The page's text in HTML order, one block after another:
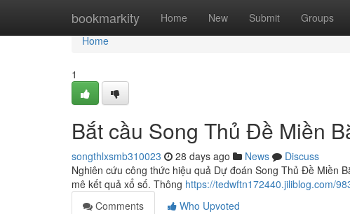
bookmarkity Home New Submit Groups
Home
Home
1
Bắt cầu Song Thủ Đề Miền
songthlxsmb310023 28 days ago News
Discuss
Nghiên cứu công thức hiệu quả Dự đoán Song Thủ Đề Miền
mê kết quả xổ số. Thông https://tedwftn172440.jiliblog.com/
Comments
Who Upvoted